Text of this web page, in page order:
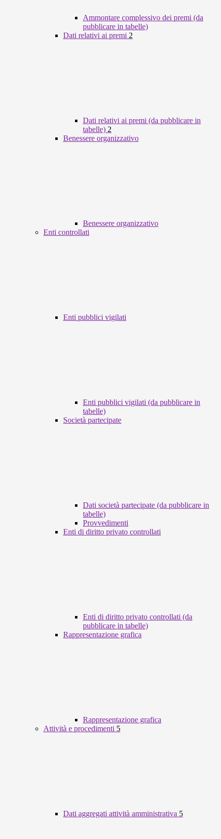
Ammontare complessivo dei premi (da
pubblicare in tabelle)
Dati relativi ai premi 2
Dati relativi ai premi (da pubblicare in
tabelle) 2
Benessere organizzativo
Benessere organizzativo
Enti controllati
Enti pubblici vigilati
Enti pubblici vigilati (da pubblicare in
tabelle)
Società partecipate
Dati società partecipate (da pubblicare in
tabelle)
Provvedimenti
Enti di diritto privato controllati
Enti di diritto privato controllati (da
pubblicare in tabelle)
Rappresentazione grafica
Rappresentazione grafica
Attività e procedimenti 5
Dati aggregati attività amministrativa 5